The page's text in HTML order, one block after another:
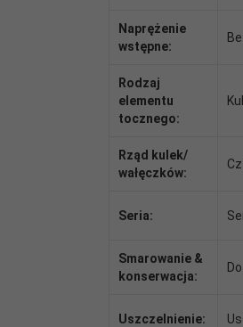
Naprężenie
wstępne:
Rodzaj
elementu
tocznego:
Rząd kulek/
wałęczków:
Seria:
Smarowanie &
konserwacja:
Uszczelnienie: